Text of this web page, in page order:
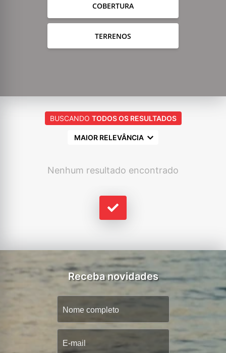
COBERTURA
TERRENOS
BUSCANDO TODOS OS RESULTADOS
MAIOR RELEVÂNCIA
Nenhum resultado encontrado
Receba novidades